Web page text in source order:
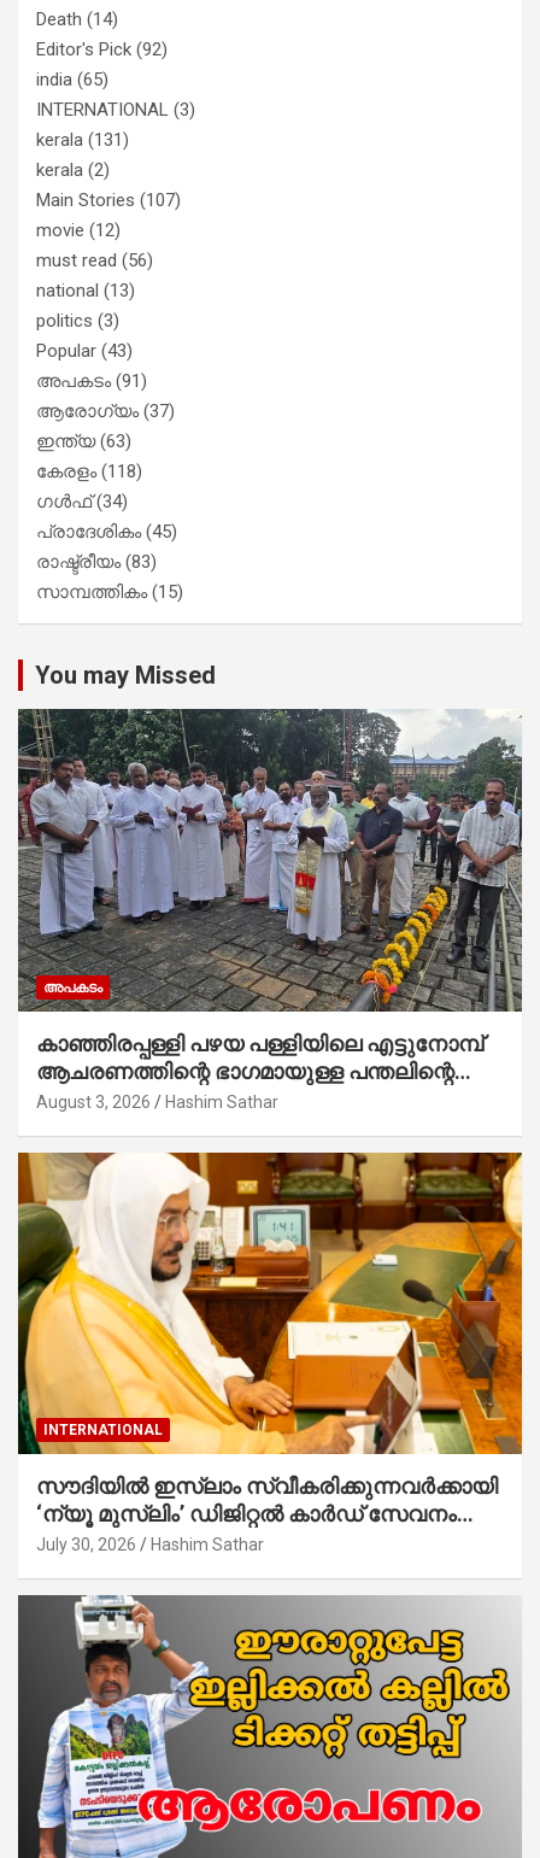
Death (14)
Editor's Pick (92)
india (65)
INTERNATIONAL (3)
kerala (131)
kerala (2)
Main Stories (107)
movie (12)
must read (56)
national (13)
politics (3)
Popular (43)
അപകടം(91)
ആരോഗ്യം(37)
ഇന്ത്യ(63)
കേരളം(118)
ഗൾഫ്(34)
പ്രാദേശികം(45)
രാഷ്ട്രീയം(83)
സാമ്പത്തികം(15)
You may Missed
അപകടം
കാഞ്ഞിരപ്പള്ളി പഴയ പള്ളിയിലെ എട്ടുനോമ്പ്
ആചരണത്തിന്റെ ഭാഗമായുള്ള പന്തലിന്റെ
കാൽനാട്ട് കർമ്മം ആർച്ച് പ്രീസ്റ്റ് വെരി.
August 3, 2026 Hashim Sathar
INTERNATIONAL
സൗദിയില്‍ ഇസ്‌ലാം സ്വീകരിക്കുന്നവര്‍ക്കായി
‘ന്യൂ മുസ്ലിം’ ഡിജിറ്റല്‍ കാര്‍ഡ് സേവനം
ആരംഭിച്ചു
July 30, 2026 Hashim Sathar